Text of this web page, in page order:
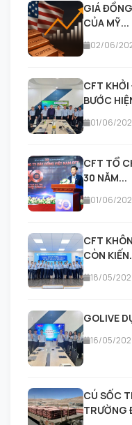
GIÁ
CỦA MỸ...
02/06/
CFT
BƯỚC
01/06/
CFT TỔ
30 NĂM...
01/06/
CFT
CÒN
18/05/
GOLIVE
16/05/
CÚ SỐC
TRƯỜNG